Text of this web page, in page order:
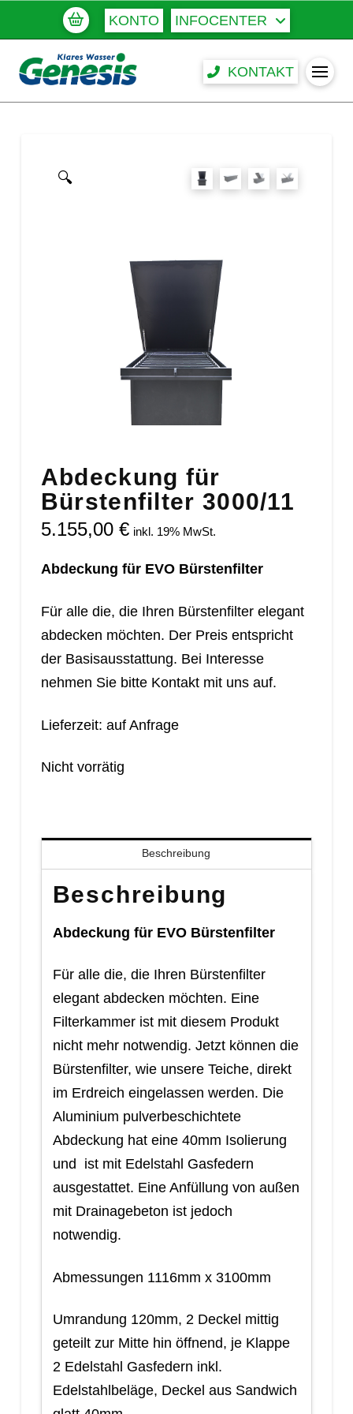
KONTO INFOCENTER
KONTAKT
🔍
Abdeckung für
Bürstenfilter 3000/11
5.155,00 € inkl. 19% MwSt.
Abdeckung für EVO Bürstenfilter
Für alle die, die Ihren Bürstenfilter elegant
abdecken möchten. Der Preis entspricht
der Basisausstattung. Bei Interesse
nehmen Sie bitte Kontakt mit uns auf.
Lieferzeit: auf Anfrage
Nicht vorrätig
Beschreibung
Beschreibung
Abdeckung für EVO Bürstenfilter
Für alle die, die Ihren Bürstenfilter
elegant abdecken möchten. Eine
Filterkammer ist mit diesem Produkt
nicht mehr notwendig. Jetzt können die
Bürstenfilter, wie unsere Teiche, direkt
im Erdreich eingelassen werden. Die
Aluminium pulverbeschichtete
Abdeckung hat eine 40mm Isolierung
und ist mit Edelstahl Gasfedern
ausgestattet. Eine Anfüllung von außen
mit Drainagebeton ist jedoch
notwendig.
Abmessungen 1116mm x 3100mm
Umrandung 120mm, 2 Deckel mittig
geteilt zur Mitte hin öffnend, je Klappe
2 Edelstahl Gasfedern inkl.
Edelstahlbeläge, Deckel aus Sandwich